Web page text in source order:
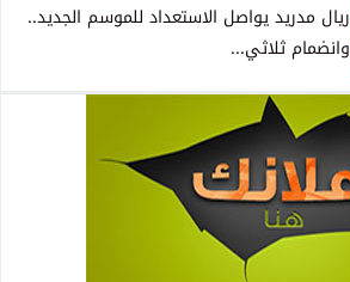
ريال مدريد يواصل الاستعداد للموسم الجديد..
وانضمام ثلاثي...